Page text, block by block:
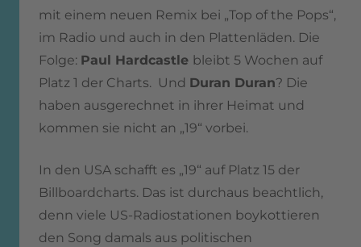
mit einem neuen Remix bei „Top of the Pops“,
im Radio und auch in den Plattenläden. Die
Folge: Paul Hardcastle bleibt 5 Wochen auf
Platz 1 der Charts. Und Duran Duran? Die
haben ausgerechnet in ihrer Heimat und
kommen sie nicht an „19“ vorbei.
In den USA schafft es „19“ auf Platz 15 der
Billboardcharts. Das ist durchaus beachtlich,
denn viele US-Radiostationen boykottieren
den Song damals aus politischen